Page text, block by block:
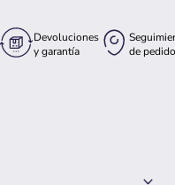
Devoluciones
y garantía
de pedido